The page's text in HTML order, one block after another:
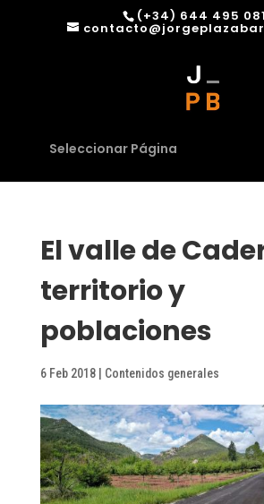
(+34) 644 495 081
Seleccionar Página
El valle de
territorio y
poblaciones
6 Feb 2018| Contenidos generales